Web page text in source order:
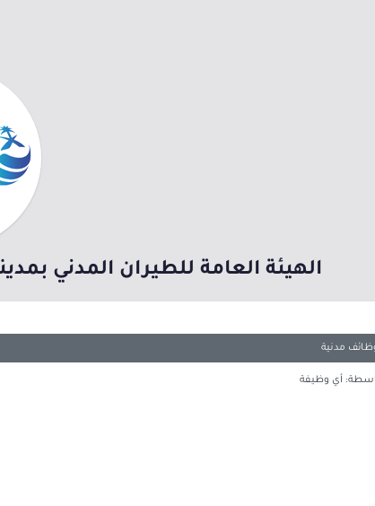
الهيئة العامة للطيران المدني
مدنية
أي وظيفة